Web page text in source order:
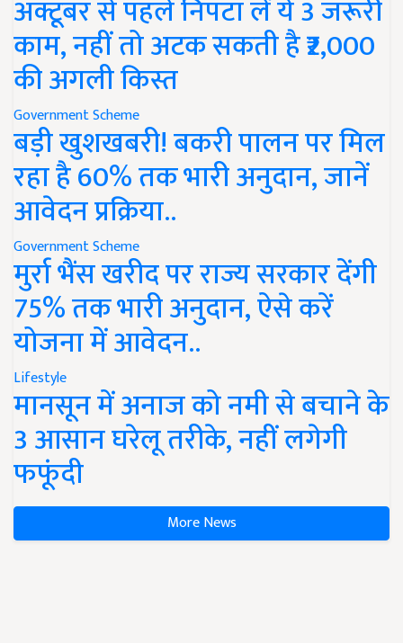
अक्टूबर से पहले निपटा लें ये 3 जरूरी
काम, नहीं तो अटक सकती है ₹2,000
की अगली किस्त
Government Scheme
बड़ी खुशखबरी! बकरी पालन पर मिल
रहा है 60% तक भारी अनुदान, जानें
आवेदन प्रक्रिया..
Government Scheme
मुर्रा भैंस खरीद पर राज्य सरकार देंगी
75% तक भारी अनुदान, ऐसे करें
योजना में आवेदन..
Lifestyle
मानसून में अनाज को नमी से बचाने के
3 आसान घरेलू तरीके, नहीं लगेगी
फफूंदी
More News